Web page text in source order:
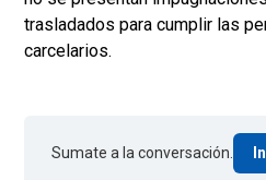
trasladados para cumplir las
carcelarios.
Sumate a la conversación.